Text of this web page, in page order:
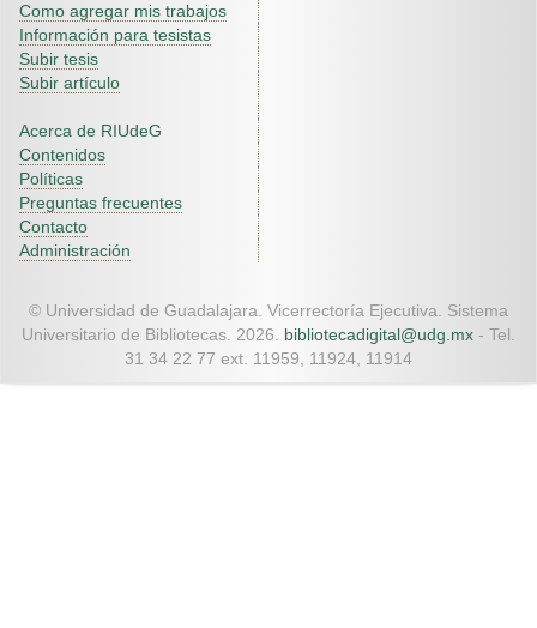
Como agregar mis trabajos
Información para tesistas
Subir tesis
Subir artículo
Acerca de RIUdeG
Contenidos
Políticas
Preguntas frecuentes
Contacto
Administración
© Universidad de Guadalajara. Vicerrectoría Ejecutiva. Sistema
Universitario de Bibliotecas. 2026. bibliotecadigital@udg.mx - Tel.
31 34 22 77 ext. 11959, 11924, 11914